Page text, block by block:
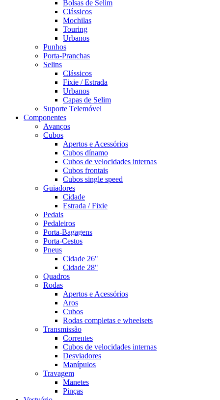
Bolsas de Selim
Clássicos
Mochilas
Touring
Urbanos
Punhos
Porta-Pranchas
Selins
Clássicos
Fixie / Estrada
Urbanos
Capas de Selim
Suporte Telemóvel
Componentes
Avanços
Cubos
Apertos e Acessórios
Cubos dínamo
Cubos de velocidades internas
Cubos frontais
Cubos single speed
Guiadores
Cidade
Estrada / Fixie
Pedais
Pedaleiros
Porta-Bagagens
Porta-Cestos
Pneus
Cidade 26"
Cidade 28"
Quadros
Rodas
Apertos e Acessórios
Aros
Cubos
Rodas completas e wheelsets
Transmissão
Correntes
Cubos de velocidades internas
Desviadores
Manípulos
Travagem
Manetes
Pinças